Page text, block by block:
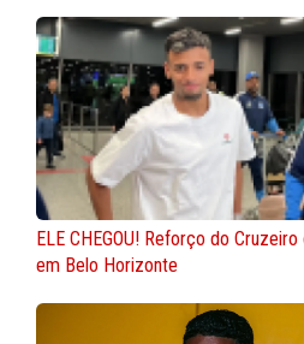
ELE CHEGOU! Reforço do
em Belo Horizonte